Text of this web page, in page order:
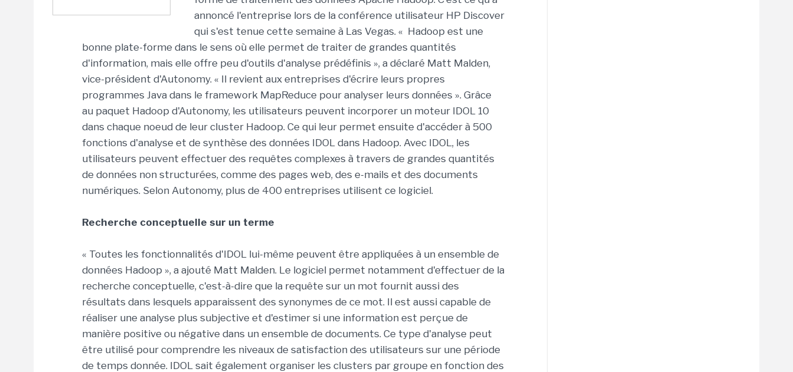
annoncé l'entreprise lors de la conférence utilisateur HP Discover
qui s'est tenue cette semaine à Las Vegas. « Hadoop est une
bonne plate-forme dans le sens où elle permet de traiter de grandes quantités
d'information, mais elle offre peu d'outils d'analyse prédéfinis », a déclaré Matt Malden,
vice-président d'Autonomy. « Il revient aux entreprises d'écrire leurs propres
programmes Java dans le framework MapReduce pour analyser leurs données ». Grâce
au paquet Hadoop d'Autonomy, les utilisateurs peuvent incorporer un moteur IDOL 10
dans chaque noeud de leur cluster Hadoop. Ce qui leur permet ensuite d'accéder à 500
fonctions d'analyse et de synthèse des données IDOL dans Hadoop. Avec IDOL, les
utilisateurs peuvent effectuer des requêtes complexes à travers de grandes quantités
de données non structurées, comme des pages web, des e-mails et des documents
numériques. Selon Autonomy, plus de 400 entreprises utilisent ce logiciel.
Recherche conceptuelle sur un terme
« Toutes les fonctionnalités d'IDOL lui-même peuvent être appliquées à un ensemble de
données Hadoop », a ajouté Matt Malden. Le logiciel permet notamment d'effectuer de la
recherche conceptuelle, c'est-à-dire que la requête sur un mot fournit aussi des
résultats dans lesquels apparaissent des synonymes de ce mot. Il est aussi capable de
réaliser une analyse plus subjective et d'estimer si une information est perçue de
manière positive ou négative dans un ensemble de documents. Ce type d'analyse peut
être utilisé pour comprendre les niveaux de satisfaction des utilisateurs sur une période
de temps donnée. IDOL sait également organiser les clusters par groupe en fonction des